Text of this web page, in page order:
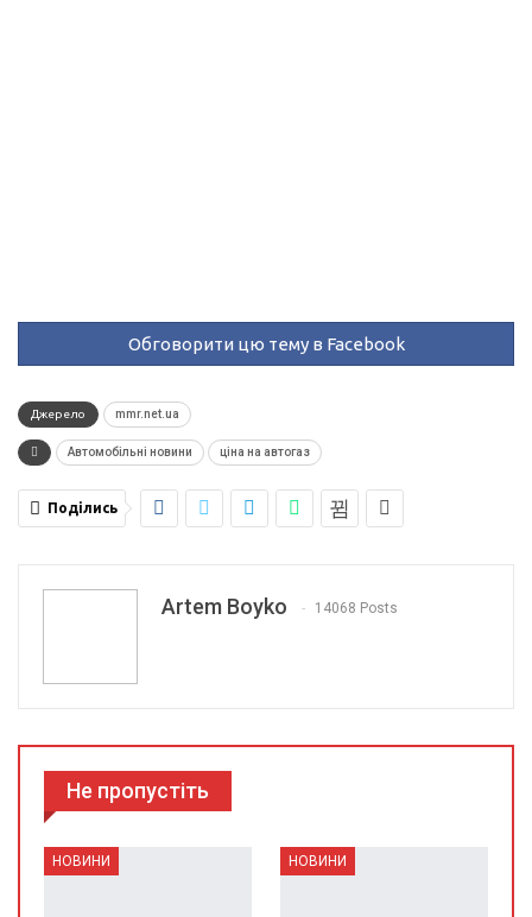
Обговорити цю тему в Facebook
Джерело mmr.net.ua
Автомобільні новини ціна на автогаз
Поділись
Artem Boyko 14068 Posts
Не пропустіть
НОВИНИ НОВИНИ